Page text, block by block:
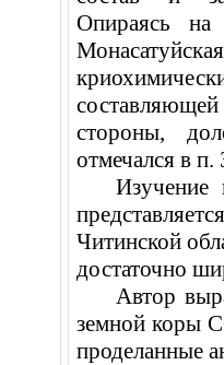
Опираясь на
стороны,
отмечался в
Изучение
Читинской
достаточно
Автор
земной коры
проделанные